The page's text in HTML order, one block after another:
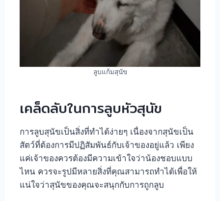
ลูบแก้มสุนัข
เคล็ดลับในการลูบหัวสุนัข
การลูบสุนัขเป็นสิ่งที่ทำได้ง่ายๆ เนื่องจากสุนัขเป็น
สัตว์ที่ต้องการมีปฏิสัมพันธ์กับเจ้าของอยู่แล้ว เพียง
แค่เจ้าของควรต้องมีความเข้าใจว่าน้องชอบแบบ
ไหน ควรจะรูปมีหลายสิ่งที่คุณสามารถทำได้เพื่อให้
แน่ใจว่าสุนัขของคุณจะสนุกกับการถูกลูบ